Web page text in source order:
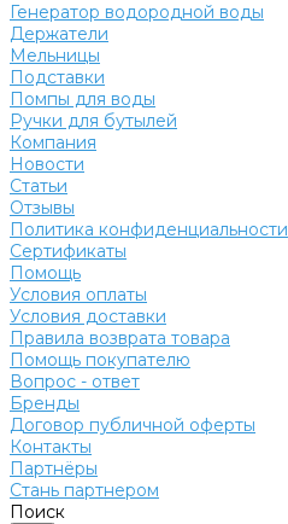
Генератор водородной воды
Держатели
Мельницы
Подставки
Помпы для воды
Ручки для бутылей
Компания
Новости
Статьи
Отзывы
Политика конфиденциальности
Сертификаты
Помощь
Условия оплаты
Условия доставки
Правила возврата товара
Помощь покупателю
Вопрос - ответ
Бренды
Договор публичной оферты
Контакты
Партнёры
Стань партнером
Поиск